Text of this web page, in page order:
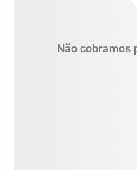
Não cobramos
crescimento